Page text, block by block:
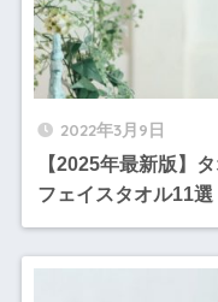
2022年3月9日
【2025年最新版】
フェイスタオル11選